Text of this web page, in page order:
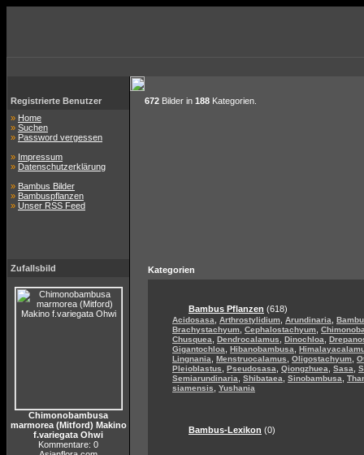
Registrierte Benutzer
» Home
» Suchen
» Password vergessen
» Impressum
» Datenschutzerklärung
» Bambus Bilder
» Bambuspflanzen
» Unser RSS Feed
Zufallsbild
Chimonobambusa
marmorea (Mitford) Makino
f.variegata Ohwi
Kommentare: 0
672 Bilder in 188 Kategorien.
Kategorien
Bambus Pflanzen (618)
Acidosasa Arthrostylidium Arundinaria
Brachystachyum Cephalostachyum
Chusquea
Dendrocalamus Dinochloa
Gigantochloa
Hibanobambusa
Lingnania
Menstruocalamus Oligostachyum
Pleioblastus
Pseudosasa Qiongzhuea Sasa
Semiarundinaria
Shibataea Sinobambusa
siamensis
Yushania
Bambus-Lexikon (0)